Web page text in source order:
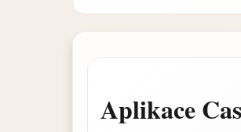
Aplikace